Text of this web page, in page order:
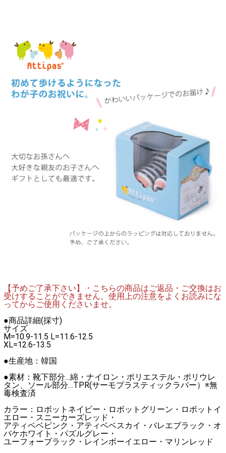
【予めご了承下さい】・こちらの商品はご返品・ご交換はお
受けすることができません。使用上の注意をよくお読みにな
ってからご使用くださいませ。
●商品詳細(採寸)
サイズ
M=10.9-11.5 L=11.6-12.5
XL=12.6-13.5
●生産地：韓国
●素材：靴下部分…綿・ナイロン・ポリエステル・ポリウレ
タン、ソール部分…TPR(サーモプラスティックラバー）※無
毒検査済
カラー：ロボットネイビー・ロボットグリーン・ロボットイ
エロー・スニーカーズレッド・
アティベベピンク・アティベベスカイ・バレエブラック・オ
バケホワイト・パズルグレー・
ユーフォーブラック・レインボーイエロー・マリンレッド